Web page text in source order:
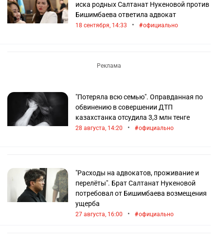
иска родных Салтанат Нукеновой против
Бишимбаева ответила адвокат
18 сентября, 14:33 • официально
"Потеряла всю семью". Оправданная по
обвинению в совершении ДТП
казахстанка отсудила 3,3 млн тенге
28 августа, 14:20 • официально
"Расходы на адвокатов, проживание и
перелёты". Брат Салтанат Нукеновой
потребовал от Бишимбаева возмещения
ущерба
27 августа, 16:00 • официально